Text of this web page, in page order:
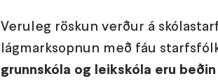
Veruleg röskun verður á
lágmarksopnun með fáu
grunnskóla og leikskóla eru